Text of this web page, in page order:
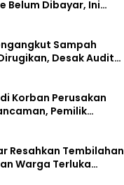
Belum Dibayar, Ini
Sampah
Desak Audit
LPS di Pekanbaru
Korban Perusakan
Pemilik
Siapkan
Resahkan Tembilahan
Warga Terluka